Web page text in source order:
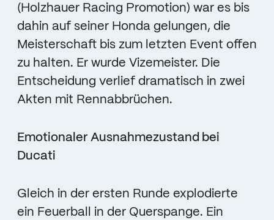
(Holzhauer Racing Promotion) war es bis
dahin auf seiner Honda gelungen, die
Meisterschaft bis zum letzten Event offen
zu halten. Er wurde Vizemeister. Die
Entscheidung verlief dramatisch in zwei
Akten mit Rennabbrüchen.
Emotionaler Ausnahmezustand bei
Ducati
Gleich in der ersten Runde explodierte
ein Feuerball in der Querspange. Ein